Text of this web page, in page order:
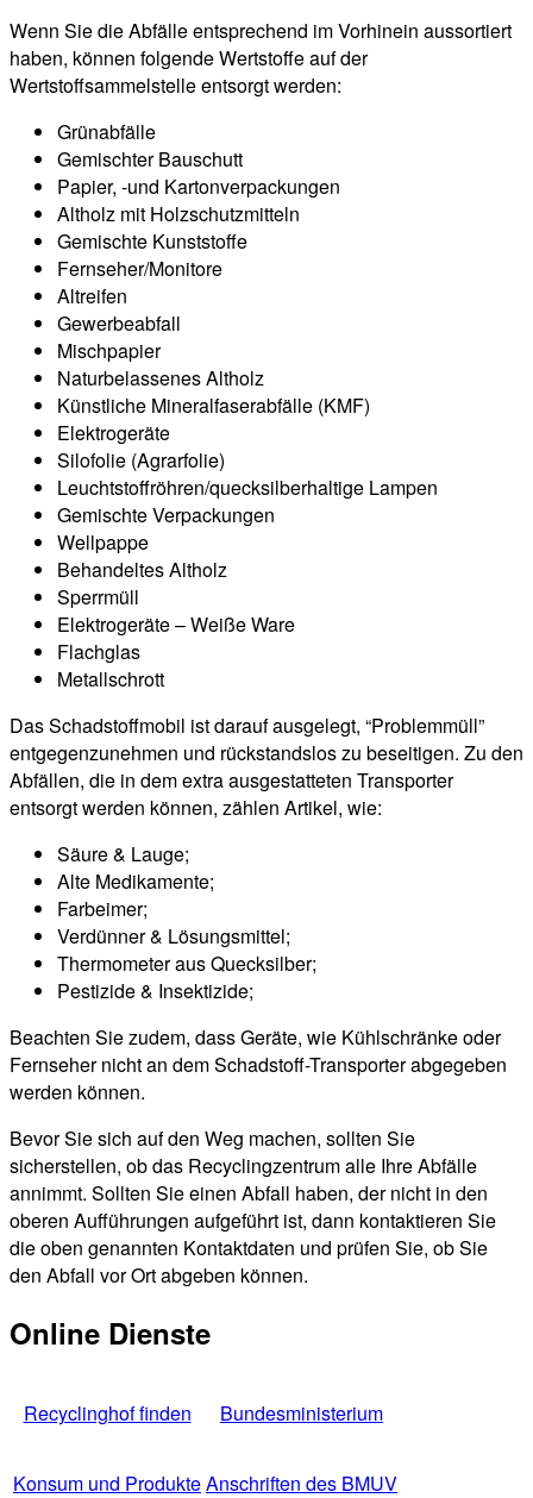
Wenn Sie die Abfälle entsprechend im Vorhinein aussortiert
haben, können folgende Wertstoffe auf der
Wertstoffsammelstelle entsorgt werden:
Grünabfälle
Gemischter Bauschutt
Papier, -und Kartonverpackungen
Altholz mit Holzschutzmitteln
Gemischte Kunststoffe
Fernseher/Monitore
Altreifen
Gewerbeabfall
Mischpapier
Naturbelassenes Altholz
Künstliche Mineralfaserabfälle (KMF)
Elektrogeräte
Silofolie (Agrarfolie)
Leuchtstoffröhren/quecksilberhaltige Lampen
Gemischte Verpackungen
Wellpappe
Behandeltes Altholz
Sperrmüll
Elektrogeräte – Weiße Ware
Flachglas
Metallschrott
Das Schadstoffmobil ist darauf ausgelegt, “Problemmüll”
entgegenzunehmen und rückstandslos zu beseitigen. Zu den
Abfällen, die in dem extra ausgestatteten Transporter
entsorgt werden können, zählen Artikel, wie:
Säure & Lauge;
Alte Medikamente;
Farbeimer;
Verdünner & Lösungsmittel;
Thermometer aus Quecksilber;
Pestizide & Insektizide;
Beachten Sie zudem, dass Geräte, wie Kühlschränke oder
Fernseher nicht an dem Schadstoff-Transporter abgegeben
werden können.
Bevor Sie sich auf den Weg machen, sollten Sie
sicherstellen, ob das Recyclingzentrum alle Ihre Abfälle
annimmt. Sollten Sie einen Abfall haben, der nicht in den
oberen Aufführungen aufgeführt ist, dann kontaktieren Sie
die oben genannten Kontaktdaten und prüfen Sie, ob Sie
den Abfall vor Ort abgeben können.
Online Dienste
Recyclinghof finden Bundesministerium
Konsum und ProdukteAnschriften des BMUV